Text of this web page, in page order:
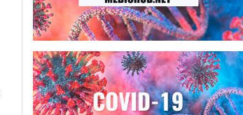
27.07.2026
Лучше фасоли: диетолог
названа 8 продуктов,
содержащих много клетчатки